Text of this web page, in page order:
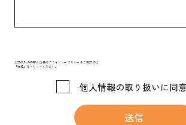
上記の入力内容と当社のプライバシーポリシーをご確認の上、
「送信」をクリックください。
個人情報の取り扱いに同
送信